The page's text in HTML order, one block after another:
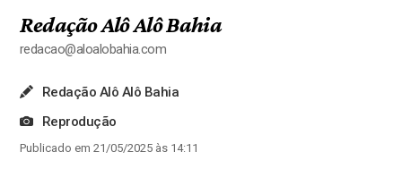
Redação Alô Alô Bahia
redacao@aloalobahia.com
Redação Alô Alô Bahia
Reprodução
Publicado em 21/05/2025 às 14:11